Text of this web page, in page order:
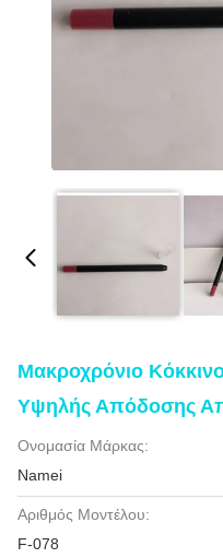
Μακροχρόνιο
Υψηλής Απόδοσης
Ονομασία Μάρκας:
Namei
Αριθμός Μοντέλου:
F-078